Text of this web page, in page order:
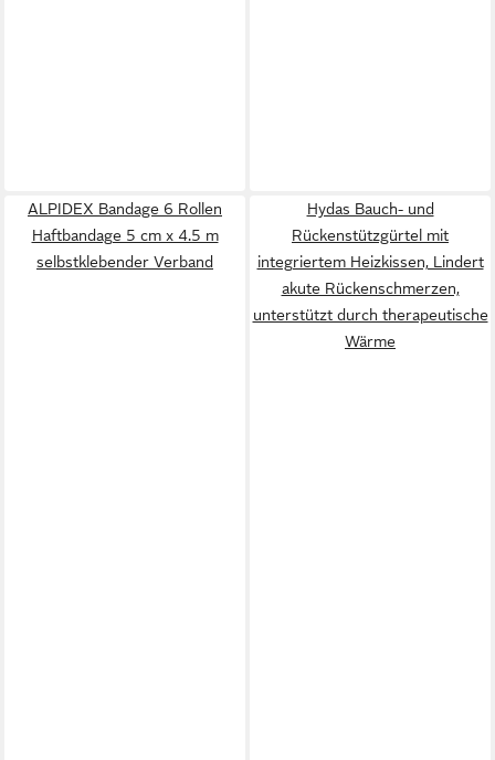
ALPIDEX Bandage 6 Rollen
Haftbandage 5 cm x 4.5 m
selbstklebender Verband
Hydas Bauch- und
Rückenstützgürtel mit
integriertem Heizkissen, Lindert
akute Rückenschmerzen,
unterstützt durch therapeutische
Wärme